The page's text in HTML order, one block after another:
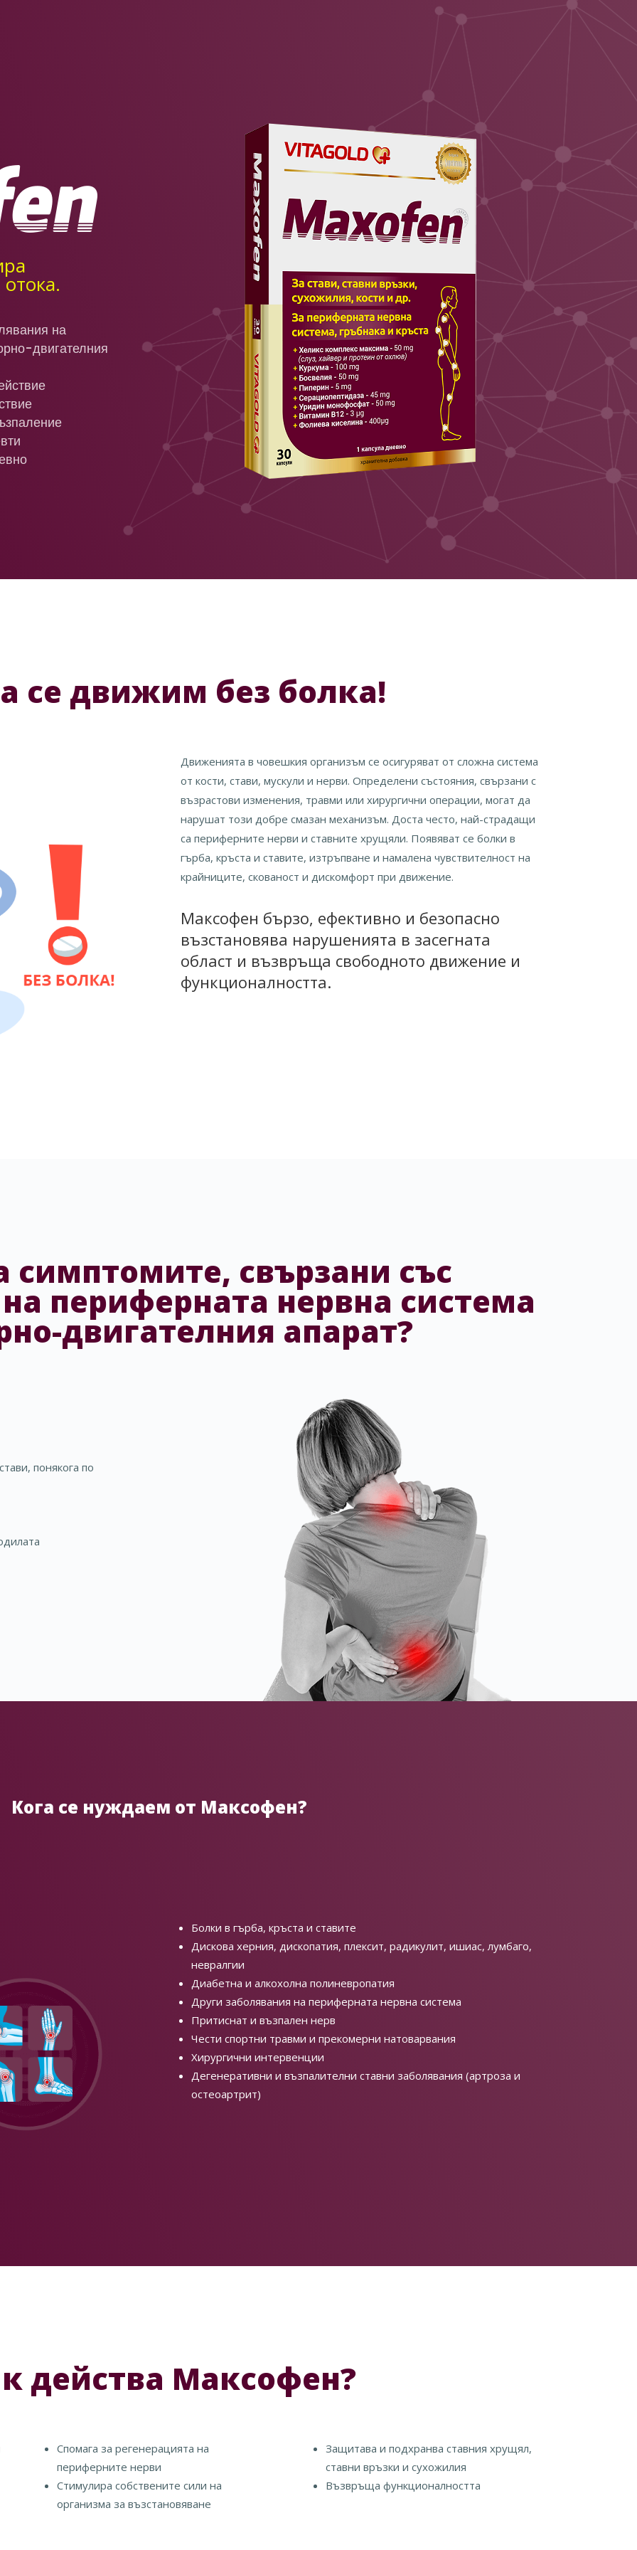
на
двигателния
се движим без болка!
Движенията в човешкия организъм се осигуряват от сложна система
от кости, стави, мускули и нерви. Определени състояния, свързани с
възрастови изменения, травми или хирургични операции, могат да
нарушат този добре смазан механизъм. Доста често, най-страдащи
са периферните нерви и ставните хрущяли. Появяват се болки в
гърба, кръста и ставите, изтръпване и намалена чувствителност на
крайниците, скованост и дискомфорт при движение.
Максофен бързо, ефективно и безопасно
възстановява нарушенията в засегната
област и възвръща свободното движение и
функционалността.
симптомите, свързани със
периферната нервна система
двигателния апарат?
понякога по
Кога се нуждаем от Максофен?
Болки в гърба, кръста и ставите
Дискова херния, дископатия, плексит, радикулит, ишиас, лумбаго,
невралгии
Диабетна и алкохолна полиневропатия
Други заболявания на периферната нервна система
Притиснат и възпален нерв
Чести спортни травми и прекомерни натоварвания
Хирургични интервенции
Дегенеративни и възпалителни ставни заболявания (артроза и
остеоартрит)
действа Максофен?
Спомага за регенерацията на
периферните нерви
Стимулира собствените сили на
организма за възстановяване
Защитава и подхранва ставния хрущял,
ставни връзки и сухожилия
Възвръща функционалността